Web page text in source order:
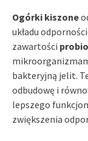
Ogórki kiszone
układu
zawartości
bakteryjną jelit.
odbudowę i
lepszego
zwiększenia